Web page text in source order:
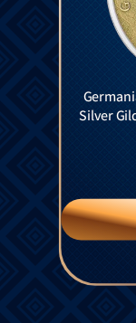
Silver